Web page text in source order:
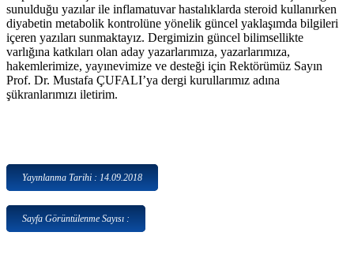
sunulduğu yazılar ile inflamatuvar hastalıklarda steroid kullanırken
diyabetin metabolik kontrolüne yönelik güncel yaklaşımda bilgileri
içeren yazıları sunmaktayız. Dergimizin güncel bilimsellikte
varlığına katkıları olan aday yazarlarımıza, yazarlarımıza,
hakemlerimize, yayınevimize ve desteği için Rektörümüz Sayın
Prof. Dr. Mustafa ÇUFALI’ya dergi kurullarımız adına
şükranlarımızı iletirim.
Yayınlanma Tarihi : 14.09.2018
Sayfa Görüntülenme Sayısı :